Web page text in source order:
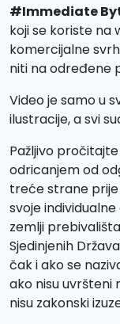
#Immediate
koji se koriste na
komercijalne
niti na određene
Video je samo u
ilustracije, a svi
Pažljivo
odricanjem od
treće strane prije
svoje
zemlji
Sjedinjenih
čak i ako se
ako nisu uvršteni
nisu zakonski